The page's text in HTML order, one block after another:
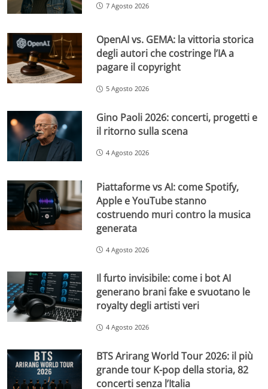
7 Agosto 2026
OpenAI vs. GEMA: la vittoria storica
degli autori che costringe l’IA a
pagare il copyright
5 Agosto 2026
Gino Paoli 2026: concerti, progetti e
il ritorno sulla scena
4 Agosto 2026
Piattaforme vs AI: come Spotify,
Apple e YouTube stanno
costruendo muri contro la musica
generata
4 Agosto 2026
Il furto invisibile: come i bot AI
generano brani fake e svuotano le
royalty degli artisti veri
4 Agosto 2026
BTS Arirang World Tour 2026: il più
grande tour K-pop della storia, 82
concerti senza l’Italia